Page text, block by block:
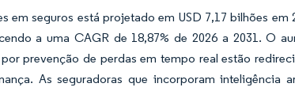
seguros está projetado em USD 7,17 bilhões em
a uma CAGR de 18,87% de 2026 a 2031. O
prevenção de perdas em tempo real estão
As seguradoras que incorporam inteligência